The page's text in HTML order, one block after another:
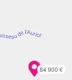
84 900 €